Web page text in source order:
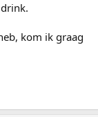
kom ik graag